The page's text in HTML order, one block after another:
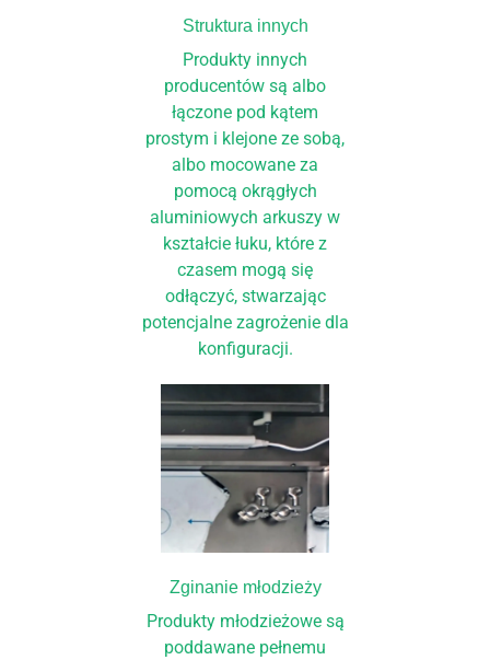
Struktura innych
Produkty innych
producentów są albo
łączone pod kątem
prostym i klejone ze sobą,
albo mocowane za
pomocą okrągłych
aluminiowych arkuszy w
kształcie łuku, które z
czasem mogą się
odłączyć, stwarzając
potencjalne zagrożenie dla
konfiguracji.
Zginanie młodzieży
Produkty młodzieżowe są
poddawane pełnemu